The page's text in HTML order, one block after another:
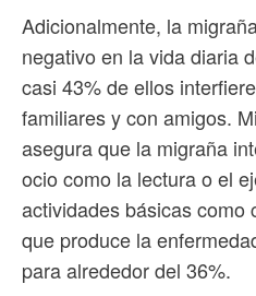
Adicionalmente, la
negativo en la vida diaria
casi 43% de ellos
familiares y con amigos.
asegura que la migraña
ocio como la lectura o el
actividades básicas como
que produce la
para alrededor del 36%.